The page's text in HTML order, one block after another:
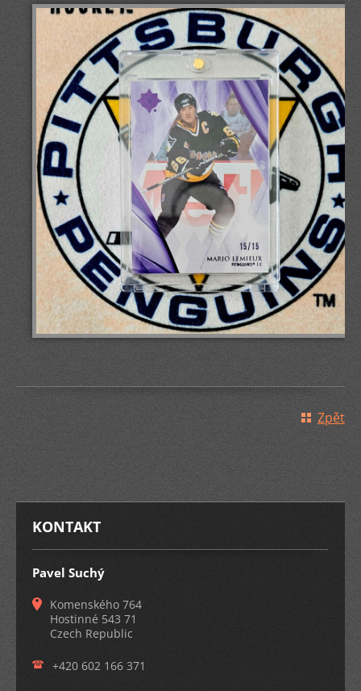
Zpět
KONTAKT
Pavel Suchý
Komenského 764
Hostinné 543 71
Czech Republic
+420 602 166 371